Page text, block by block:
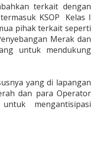
terkait dengan
termasuk KSOP
Kelas I
pihak terkait seperti
Merak dan
untuk mendukung
yang di lapangan
dan para Operator
mengantisipasi